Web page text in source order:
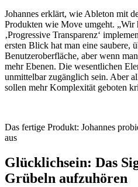
Johannes erklärt, wie Ableton mit
Produkten wie Move umgeht. „Wir
‚Progressive Transparenz‘
ersten Blick hat man eine saubere,
Benutzeroberfläche, aber wenn
mehr Ebenen. Die wesentlichen
unmittelbar zugänglich sein. Aber
sollen mehr Komplexität geboten
Das fertige Produkt: Johannes
aus
Glücklichsein: Das
Grübeln aufzuhören